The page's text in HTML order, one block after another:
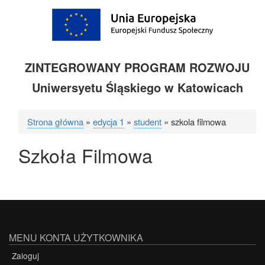
ZINTEGROWANY PROGRAM ROZWOJU
Uniwersyetu Śląskiego w Katowicach
Ścieżka
nawigacyjna
Strona główna edycja 1 student szkola filmowa
Szkoła Filmowa
MENU KONTA UŻYTKOWNIKA
Zaloguj